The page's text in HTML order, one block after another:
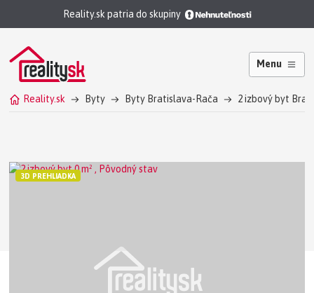
Reality.sk patria do skupiny
Menu
Reality.sk Byty Byty Bratislava-Rača 2 izbový byt
3D PREHLIADKA